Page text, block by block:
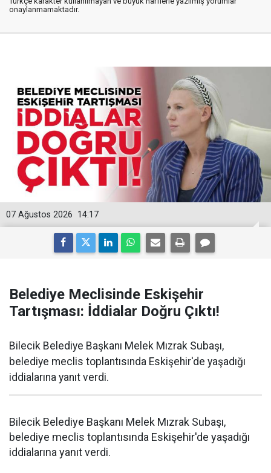
onaylanmamaktadır.
14:17
07 Ağustos 2026
Belediye Meclisinde Eskişehir
Tartışması: İddialar Doğru Çıktı!
Bilecik Belediye Başkanı Melek Mızrak Subaşı,
belediye meclis toplantısında Eskişehir'de yaşadığı
iddialarına yanıt verdi.
Bilecik Belediye Başkanı Melek Mızrak Subaşı,
belediye meclis toplantısında Eskişehir'de yaşadığı
iddialarına yanıt verdi.